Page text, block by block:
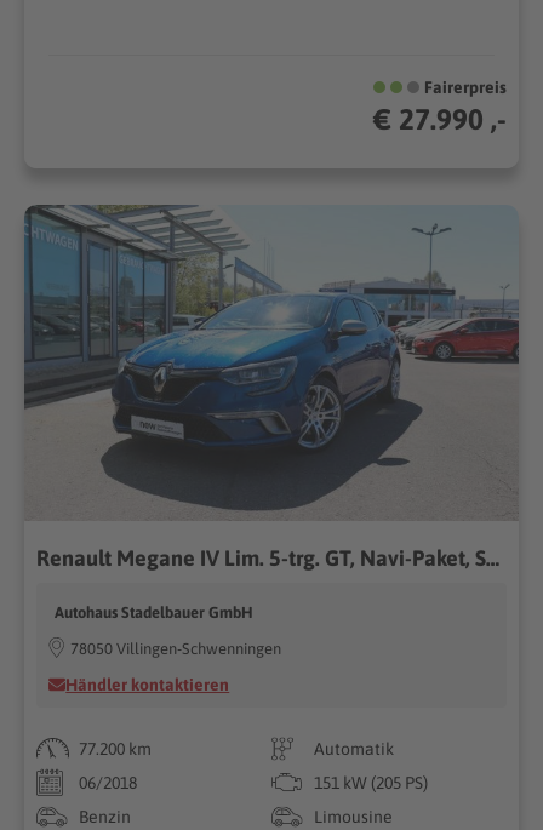
Fairerpreis
€ 27.990 ,-
Renault Megane IV Lim. 5-trg. GT, Navi-Paket, SHZ
Autohaus Stadelbauer GmbH
78050 Villingen-Schwenningen
Händler kontaktieren
77.200 km
Automatik
06/2018
151 kW (205 PS)
Benzin
Limousine